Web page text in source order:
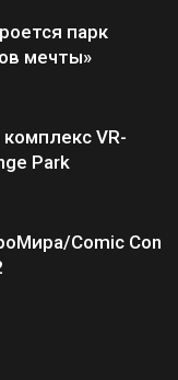
парк
мечты»
VR-
Park
Comic Con